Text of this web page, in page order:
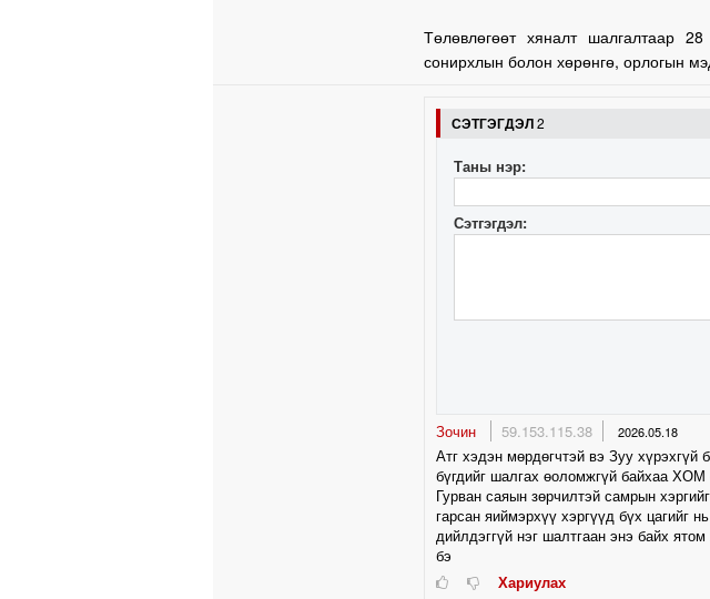
Төлөвлөгөөт хяналт шалгалтаар
сонирхлын болон хөрөнгө, орлогын
СЭТГЭГДЭЛ2
Таны нэр:
Сэтгэгдэл:
Зочин 59.153.115.38 2026.05.18
Атг хэдэн мөрдөгчтэй вэ Зуу хүрэхгүй
бүгдийг шалгах өоломжгүй байхаа
Гурван саяын зөрчилтэй самрын
гарсан яиймэрхүү хэргүүд бүх цагийг
дийлдэггүй нэг шалтгаан энэ байх
бэ
Хариулах